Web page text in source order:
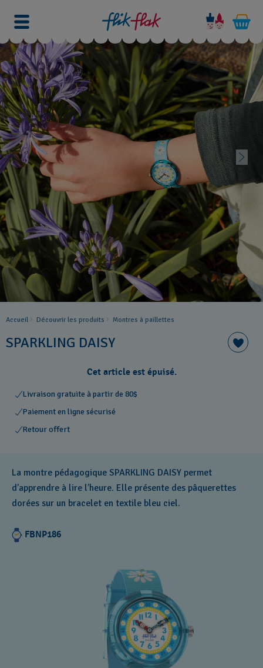
Accueil Découvrir les produits Montres à paillettes
SPARKLING DAISY
Cet article est épuisé.
Livraison gratuite à partir de 80$
Paiement en ligne sécurisé
Retour offert
La montre pédagogique SPARKLING DAISY permet
d’apprendre à lire l’heure. Elle présente des pâquerettes
dorées sur un bracelet en textile bleu ciel.
FBNP186